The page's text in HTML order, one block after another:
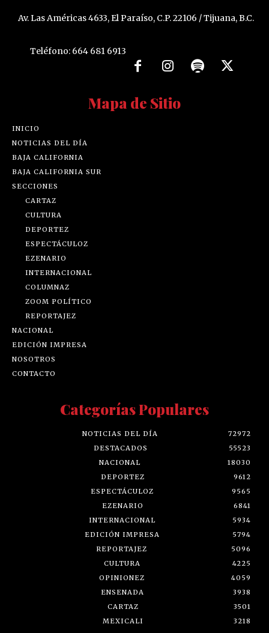
Av. Las Américas 4633, El Paraíso, C.P. 22106 / Tijuana, B.C.
Teléfono: 664 681 6913
Mapa de Sitio
INICIO
NOTICIAS DEL DÍA
BAJA CALIFORNIA
BAJA CALIFORNIA SUR
SECCIONES
CARTAZ
CULTURA
DEPORTEZ
ESPECTÁCULOZ
EZENARIO
INTERNACIONAL
COLUMNAZ
ZOOM POLÍTICO
REPORTAJEZ
NACIONAL
EDICIÓN IMPRESA
NOSOTROS
CONTACTO
Categorías Populares
NOTICIAS DEL DÍA
72972
DESTACADOS
55523
NACIONAL
18030
DEPORTEZ
9612
ESPECTÁCULOZ
9565
EZENARIO
6841
INTERNACIONAL
5934
EDICIÓN IMPRESA
5794
REPORTAJEZ
5096
CULTURA
4225
OPINIONEZ
4059
ENSENADA
3938
CARTAZ
3501
MEXICALI
3218